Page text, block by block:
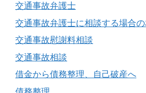
交通事故弁護士
交通事故弁護士に相談する場合
交通事故慰謝料相談
交通事故相談
借金から債務整理、自己破産へ